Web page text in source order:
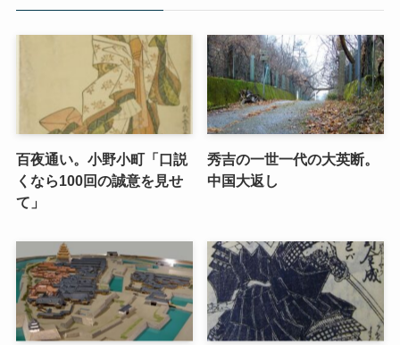
百夜通い。小野小町「口説
くなら100回の誠意を見せ
て」
秀吉の一世一代の大英断。
中国大返し